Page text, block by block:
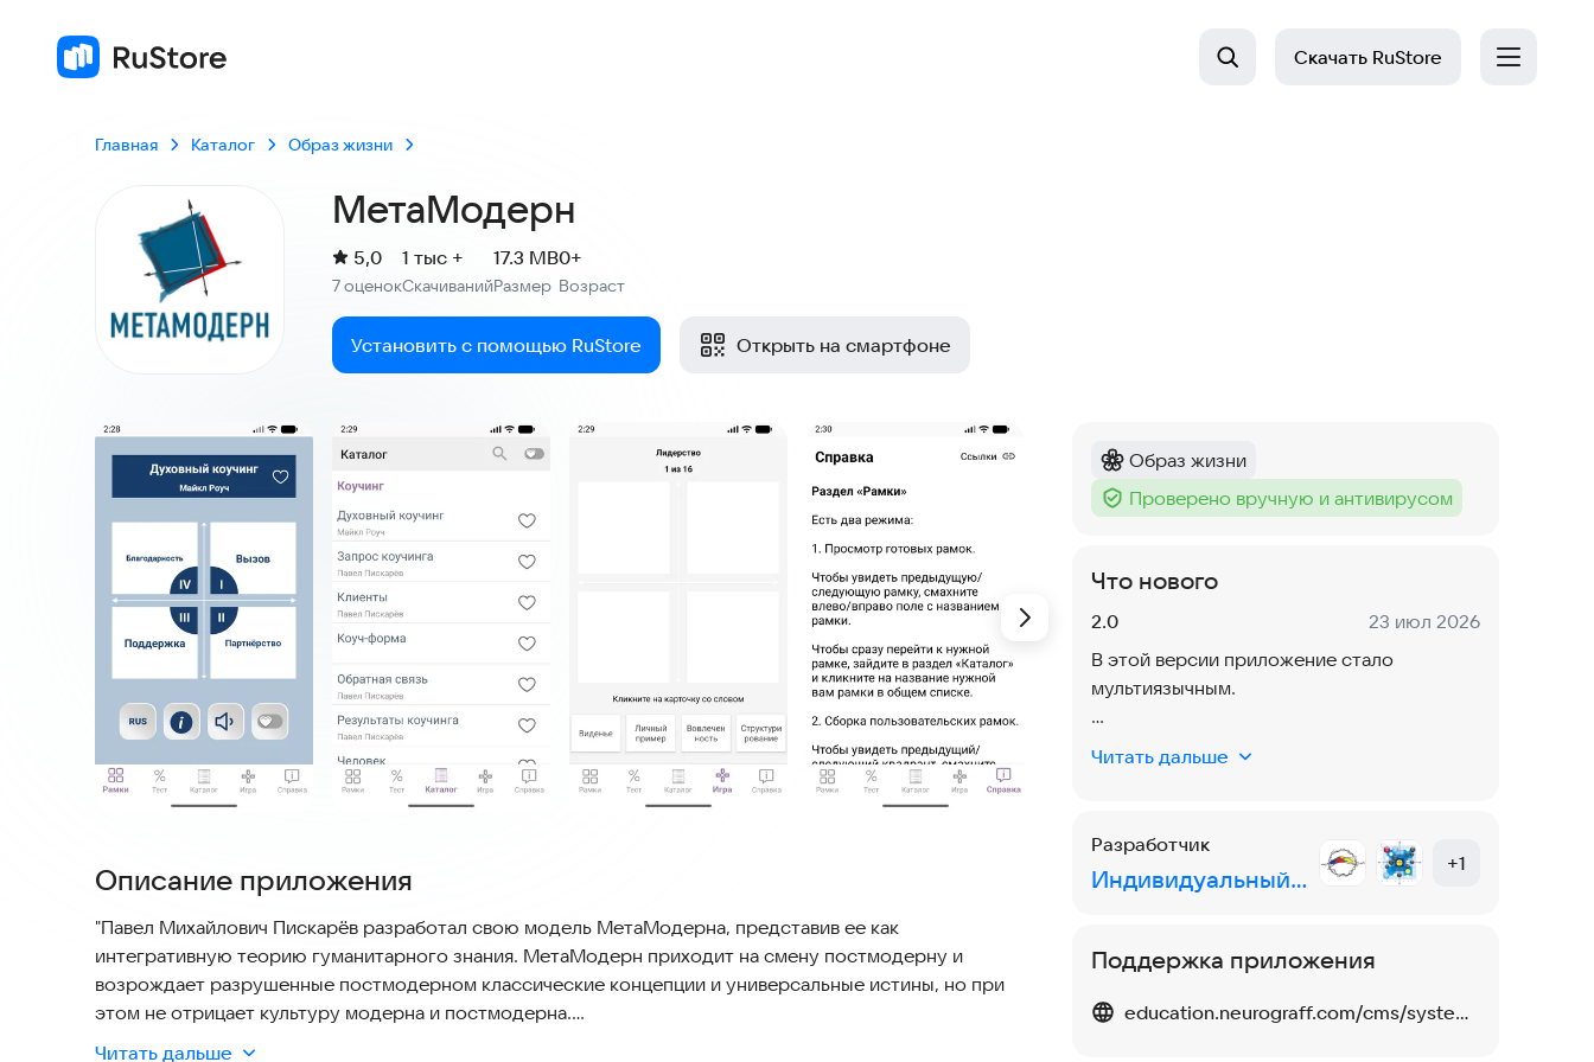
Скачать RuStore
Главная Каталог Образ жизни
МетаМодерн
Рейтинг:
5,0
7 оценокСкачиваний
1 тыс +
Размер
17.3 MB
Возраст
0+
Установить с помощью RuStore Открыть на смартфоне
Скриншоты
Описание приложения
"Павел Михайлович Пискарёв разработал свою модель МетаМодерна, представив ее как
интегративную теорию гуманитарного знания. МетаМодерн приходит на смену постмодерну и
возрождает разрушенные постмодерном классические концепции и универсальные истины, но при
этом не отрицает культуру модерна и постмодерна.
Читать дальше
Категория:
Образ жизни
Тег :
Проверено вручную и антивирусом
Что нового
Версия:
2.0 Дата:
23 июл 2026
В этой версии приложение стало
мультиязычным.
Теперь вы можете выбрать удобный язык
интерфейса: русский, английский,
греческий, чешский или немецкий.
приложения.
Читать дальше
Разработчик
Индивидуальный предприниматель Пискарёв Павел
+1
Поддержка приложения
education.neurograff.com/cms/system/contact